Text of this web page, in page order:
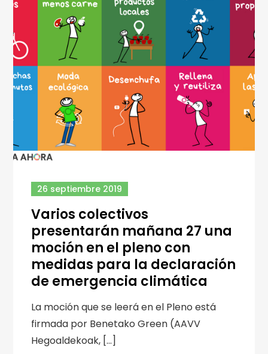
26 septiembre 2019
Varios colectivos
presentarán mañana 27 una
moción en el pleno con
medidas para la declaración
de emergencia climática
La moción que se leerá en el Pleno está
firmada por Benetako Green (AAVV
Hegoaldekoak, […]